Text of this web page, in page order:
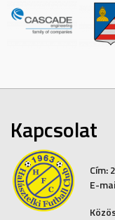
Kapcsolat
Cím:
E-